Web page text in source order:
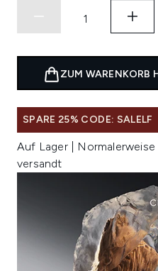
ZUM WARENKORB
SPARE 25% CODE: SALELF
Auf Lager | Normalerweise
versandt